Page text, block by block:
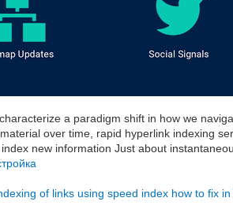
a paradigm shift in how we
over time, rapid hyperlink indexing
new information Just about
of links using speed index how to fix